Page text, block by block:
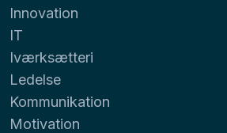
Innovation
IT
Iværksætteri
Ledelse
Kommunikation
Motivation